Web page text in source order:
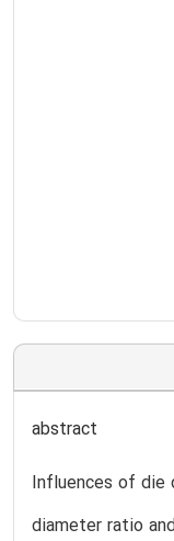
abstract
Influences of die
diameter ratio